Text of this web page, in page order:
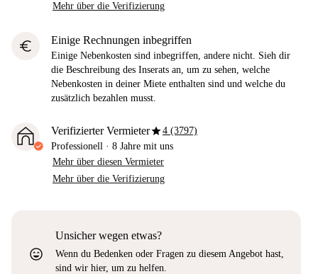
Mehr über die Verifizierung
euro Einige Rechnungen inbegriffen
Einige Nebenkosten sind inbegriffen, andere nicht. Sieh dir
die Beschreibung des Inserats an, um zu sehen, welche
Nebenkosten in deiner Miete enthalten sind und welche du
zusätzlich bezahlen musst.
Verifizierter Vermieterstar4 (3797)
Professionell · 8 Jahre mit uns
Mehr über diesen Vermieter
Mehr über die Verifizierung
sentiment_very_satisfied
Unsicher wegen etwas?
Wenn du Bedenken oder Fragen zu diesem Angebot hast,
sind wir hier, um zu helfen.